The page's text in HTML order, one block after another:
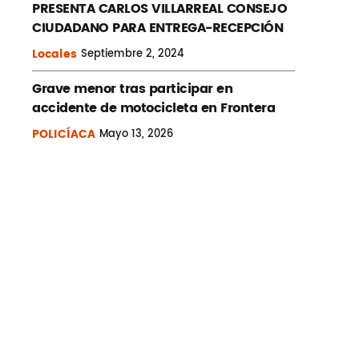
PRESENTA CARLOS VILLARREAL CONSEJO
CIUDADANO PARA ENTREGA-RECEPCIÓN
Locales Septiembre2, 2024
Grave menor tras participar en
accidente de motocicleta en Frontera
POLICÍACA Mayo13, 2026